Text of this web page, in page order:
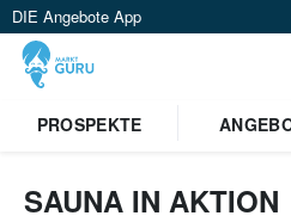
DIE Angebote App
PROSPEKTE
SAUNA IN AKTION